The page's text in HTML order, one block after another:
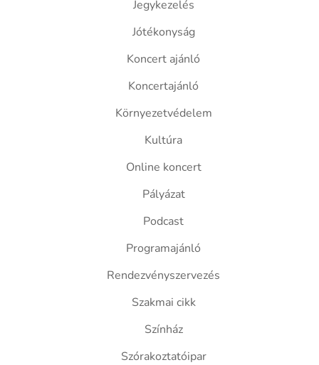
Jegykezelés
Jótékonyság
Koncert ajánló
Koncertajánló
Környezetvédelem
Kultúra
Online koncert
Pályázat
Podcast
Programajánló
Rendezvényszervezés
Szakmai cikk
Színház
Szórakoztatóipar